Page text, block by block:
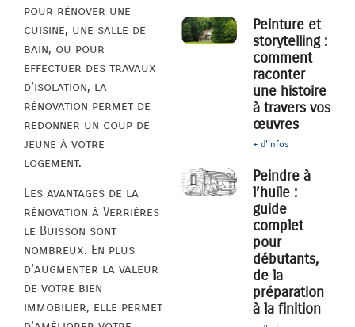
pour rénover une
cuisine, une salle de
bain, ou pour
effectuer des travaux
d’isolation, la
rénovation permet de
redonner un coup de
jeune à votre
logement.
Les avantages de la
rénovation à Verrières
le Buisson sont
nombreux. En plus
d’augmenter la valeur
de votre bien
immobilier, elle permet
Peinture et
storytelling :
comment
raconter
une histoire
à travers vos
œuvres
+ d'infos
Peindre à
l’huile :
guide
complet
pour
débutants,
de la
préparation
à la finition